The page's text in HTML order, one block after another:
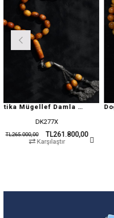
Antika Mügellef Damla Kehribar Tesbih
TL261.800,00
Karşılaştır
TL12.500,00